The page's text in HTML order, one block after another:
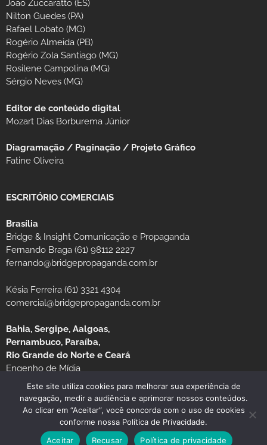
João Zuccaratto (ES)
Nilton Guedes (PA)
Rafael Lobato (MG)
Rogério Almeida (PB)
Rogério Zola Santiago (MG)
Rosilene Campolina (MG)
Sérgio Neves (MG)
Editor de conteúdo digital
Mozart Dias Borburema Júnior
Diagramação / Paginação / Projeto Gráfico
Fatine Oliveira
ESCRITÓRIO COMERCIAIS
Brasília
Bridge & Insight Comunicação e Propaganda
Fernando Braga (61) 98112 2227
fernando@bridgepropaganda.com.br
Késia Ferreira (61) 3321 4304
comercial@bridgepropaganda.com.br
Bahia, Sergipe, Aalgoas,
Pernambuco, Paraíba,
Rio Grande do Norte e Ceará
Engenho de Mídia
Luciano Moura (81) 99939-0235 / (81) 3126-8181
© Copyright 2026 JORNAL MG TURISMO
Este site utiliza cookies para melhorar sua experiência de
navegação, medir a audiência e aprimorar nossos conteúdos.
Ao clicar em “Aceitar”, você concorda com o uso de cookies
conforme nossa Política de Privacidade.
Aceitar
Recusar Política de privacidade